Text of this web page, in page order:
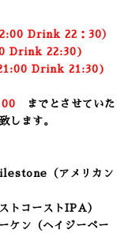
Drink 22：30）
Drink 22:30)
Drink 21:30)
00
までとさせていた
します。
（アメリカン
トコーストIPA）
ケン（ヘイジーペー